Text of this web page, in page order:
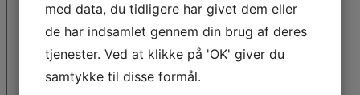
med data, du tidligere har givet dem eller
de har indsamlet gennem din brug af deres
tjenester. Ved at klikke på 'OK' giver du
samtykke til disse formål.